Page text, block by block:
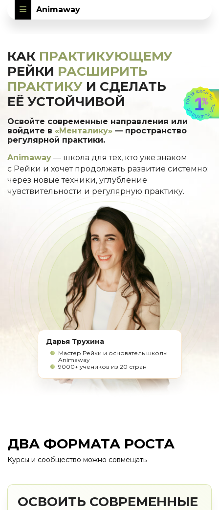
Animaway
КАК ПРАКТИКУЮЩЕМУ
РЕЙКИ РАСШИРИТЬ
ПРАКТИКУ И СДЕЛАТЬ
ЕЁ УСТОЙЧИВОЙ
Освойте современные направления или
войдите в «Менталику» — пространство
регулярной практики.
Animaway — школа для тех, кто уже знаком
с Рейки и хочет продолжать развитие системно:
через новые техники, углубление
чувствительности и регулярную практику.
Дарья Трухина
Мастер Рейки и основатель школы
Animaway
9000+ учеников из 20 стран
ДВА ФОРМАТА РОСТА
Курсы и сообщество можно совмещать
ОСВОИТЬ СОВРЕМЕННЫЕ